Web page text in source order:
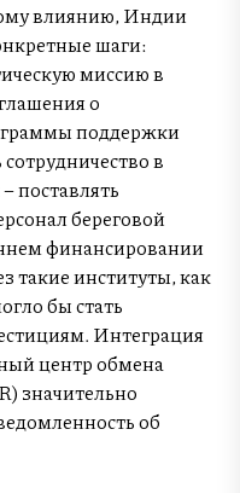
влиянию, Индии
шаги:
миссию в
о
поддержки
в
поставлять
береговой
финансировании
такие институты, как
бы стать
Интеграция
центр обмена
значительно
об